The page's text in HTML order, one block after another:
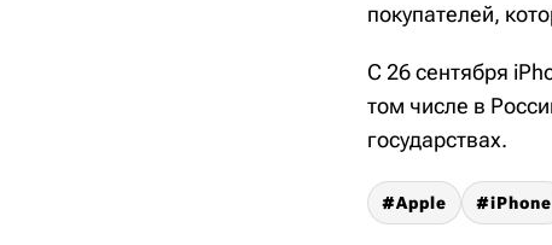
покупателей,
С 26 сентября
том числе в
государствах.
Apple iPhone